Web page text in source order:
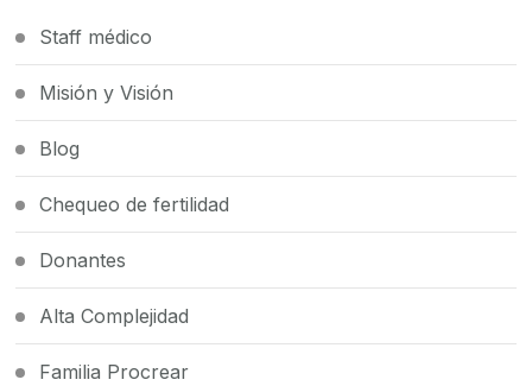
Staff médico
Misión y Visión
Blog
Chequeo de fertilidad
Donantes
Alta Complejidad
Familia Procrear